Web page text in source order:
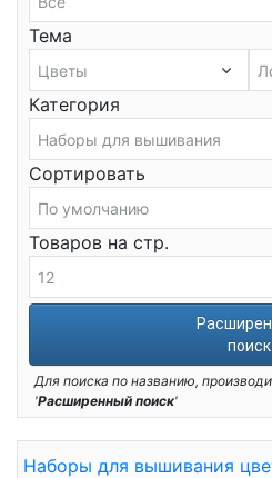
Тема
Категория
Сортировать
Товаров на стр.
поиск
Для поиска по названию,
'Расширенный поиск'
Наборы для вышивания